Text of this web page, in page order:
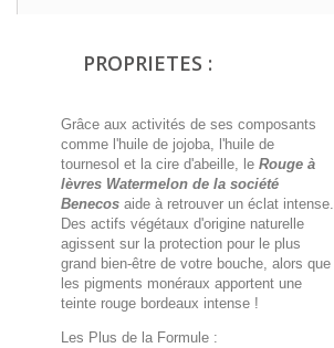
PROPRIETES :
Grâce aux activités de ses composants
comme l'huile de jojoba, l'huile de
tournesol et la cire d'abeille, le Rouge à
lèvres Watermelon de la société
Benecos aide à retrouver un éclat intense.
Des actifs végétaux d'origine naturelle
agissent sur la protection pour le plus
grand bien-être de votre bouche, alors que
les pigments monéraux apportent une
teinte rouge bordeaux intense !
Les Plus de la Formule :